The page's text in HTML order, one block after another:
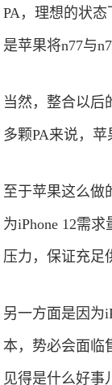
PA，理想的状
是苹果将n77与
当然，整合以后
多颗PA来说，苹
至于苹果这么做
为iPhone 12需
压力，保证充足
另一方面是因为
本，势必会面临
见得是什么好事